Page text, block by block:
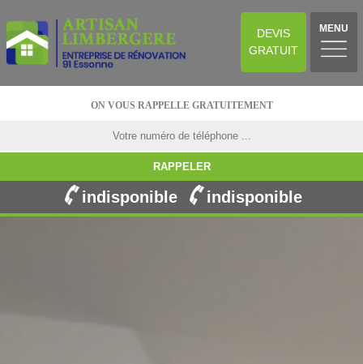
DEVIS
GRATUIT
MENU
ON VOUS RAPPELLE GRATUITEMENT
indisponible indisponible